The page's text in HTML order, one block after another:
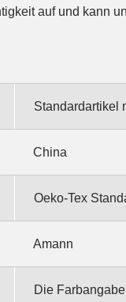
auf und kann
Standardartikel
China
Oeko-Tex
Amann
Die